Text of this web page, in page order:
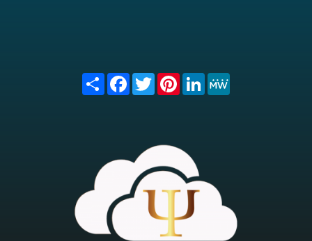
Share FacebookTwitterPinterest
LinkedIn